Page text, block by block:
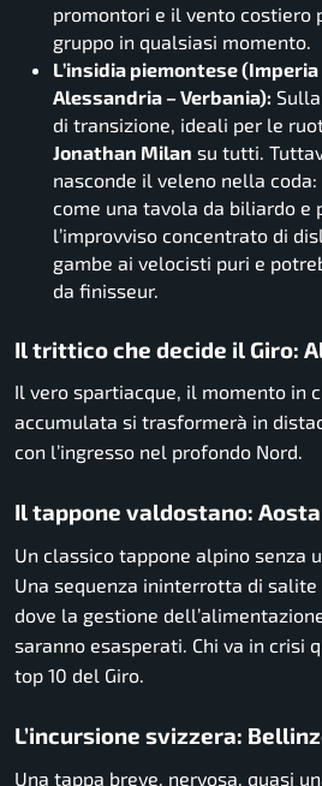
promontori e il vento costiero
gruppo in qualsiasi momento.
L’insidia piemontese
Alessandria – Verbania):
di transizione, ideali per le
Jonathan Milan su tutti.
nasconde il veleno nella
come una tavola da biliardo e
l’improvviso concentrato di
gambe ai velocisti puri e
da finisseur.
Il trittico che decide il Giro:
Il vero spartiacque, il momento in
accumulata si trasformerà in
con l’ingresso nel profondo Nord.
Il tappone valdostano: Aosta
Un classico tappone alpino senza
Una sequenza ininterrotta di salite
dove la gestione
saranno esasperati. Chi va in crisi
top 10 del Giro.
L’incursione svizzera:
Una tappa breve, nervosa, quasi